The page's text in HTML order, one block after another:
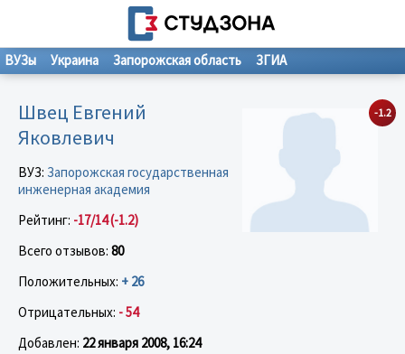
ВУЗы Украина Запорожская область ЗГИА
-1.2
Швец Евгений
Яковлевич
ВУЗ: Запорожская государственная
инженерная академия
Рейтинг: -17/14 (-1.2)
Всего отзывов: 80
Положительных: + 26
Отрицательных: - 54
Добавлен: 22 января 2008, 16:24